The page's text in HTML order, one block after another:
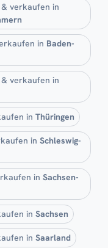
verkaufen in
in Baden-
verkaufen in
in Thüringen
in Schleswig-
in Sachsen-
in Sachsen
in Saarland